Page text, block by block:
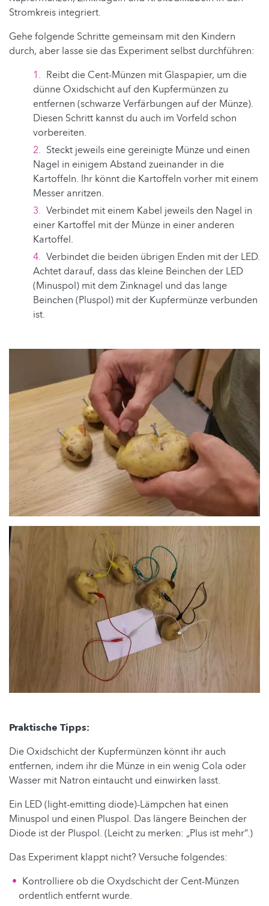
Stromkreis integriert.
Gehe folgende Schritte gemeinsam mit den Kindern
durch, aber lasse sie das Experiment selbst durchführen:
Reibt die Cent-Münzen mit Glaspapier, um die
dünne Oxidschicht auf den Kupfermünzen zu
entfernen (schwarze Verfärbungen auf der Münze).
Diesen Schritt kannst du auch im Vorfeld schon
vorbereiten.
Steckt jeweils eine gereinigte Münze und einen
Nagel in einigem Abstand zueinander in die
Kartoffeln. Ihr könnt die Kartoffeln vorher mit einem
Messer anritzen.
Verbindet mit einem Kabel jeweils den Nagel in
einer Kartoffel mit der Münze in einer anderen
Kartoffel.
Verbindet die beiden übrigen Enden mit der LED.
Achtet darauf, dass das kleine Beinchen der LED
(Minuspol) mit dem Zinknagel und das lange
Beinchen (Pluspol) mit der Kupfermünze verbunden
ist.
Praktische Tipps:
Die Oxidschicht der Kupfermünzen könnt ihr auch
entfernen, indem ihr die Münze in ein wenig Cola oder
Wasser mit Natron eintaucht und einwirken lasst.
Ein LED (light-emitting diode)-Lämpchen hat einen
Minuspol und einen Pluspol. Das längere Beinchen der
Diode ist der Pluspol. (Leicht zu merken: „Plus ist mehr“.)
Das Experiment klappt nicht? Versuche folgendes:
Kontrolliere ob die Oxydschicht der Cent-Münzen
ordentlich entfernt wurde.